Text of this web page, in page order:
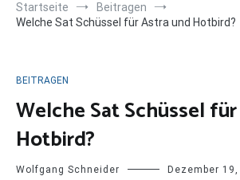
Startseite
Beitragen
Welche Sat Schüssel für Astra und Hotbird?
BEITRAGEN
Welche Sat Schüssel
Hotbird?
Wolfgang Schneider Dezember